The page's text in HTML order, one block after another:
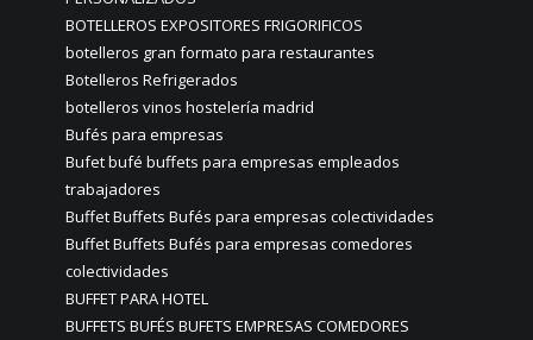
BOTELLEROS EXPOSITORES FRIGORIFICOS
botelleros gran formato para restaurantes
Botelleros Refrigerados
botelleros vinos hostelería madrid
Bufés para empresas
Bufet bufé buffets para empresas empleados
trabajadores
Buffet Buffets Bufés para empresas colectividades
Buffet Buffets Bufés para empresas comedores
colectividades
BUFFET PARA HOTEL
BUFFETS BUFÉS BUFETS EMPRESAS COMEDORES